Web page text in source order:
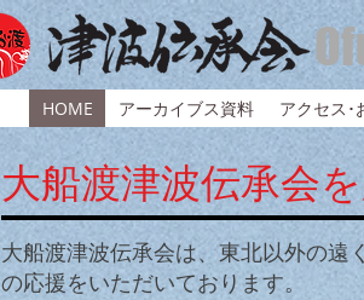
HOME アーカイブス資料 アクセス･
大船渡津波伝承会
大船渡津波伝承会は、東北以外の遠
の応援をいただいております。